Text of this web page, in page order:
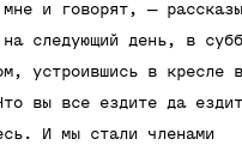
и говорят, —
следующий день, в
устроившись в кресле
вы все ездите да
И мы стали членами